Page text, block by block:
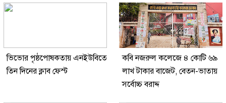
ভিভোর পৃষ্ঠপোষকতায় এনইউবিতে
তিন দিনের ক্লাব ফেস্ট
কবি নজরুল কলেজে ৪ কোটি ৬৯
লাখ টাকার বাজেট, বেতন-ভাতায়
সর্বোচ্চ বরাদ্দ